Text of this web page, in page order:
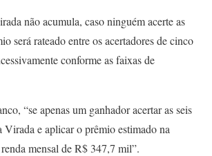
não acumula, caso ninguém acerte as
será rateado entre os acertadores de cinco
conforme as faixas de
“se apenas um ganhador acertar as seis
Virada e aplicar o prêmio estimado na
mensal de R$ 347,7 mil”.